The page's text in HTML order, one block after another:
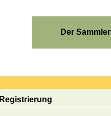
Der
Registrierung